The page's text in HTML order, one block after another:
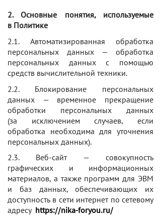
2. Основные понятия, используемые
в Политике
2.1. Автоматизированная обработка
персональных данных — обработка
персональных данных с помощью
средств вычислительной техники.
2.2. Блокирование персональных
данных — временное прекращение
обработки персональных данных
(за исключением случаев, если
обработка необходима для уточнения
персональных данных).
2.3. Веб-сайт — совокупность
графических и информационных
материалов, а также программ для ЭВМ
и баз данных, обеспечивающих их
доступность в сети интернет по сетевому
адресу https://nika-foryou.ru/